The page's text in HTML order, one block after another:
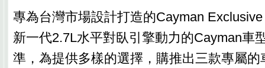
專為台灣市場設計打造的Cayman
新一代2.7L水平對臥引擎動力的Cayman車
準，為提供多樣的選擇，購推出三款專屬